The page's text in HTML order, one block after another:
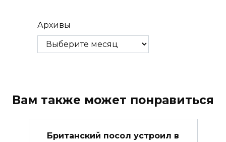
Архивы
Вам также может понравиться
Британский посол устроил в